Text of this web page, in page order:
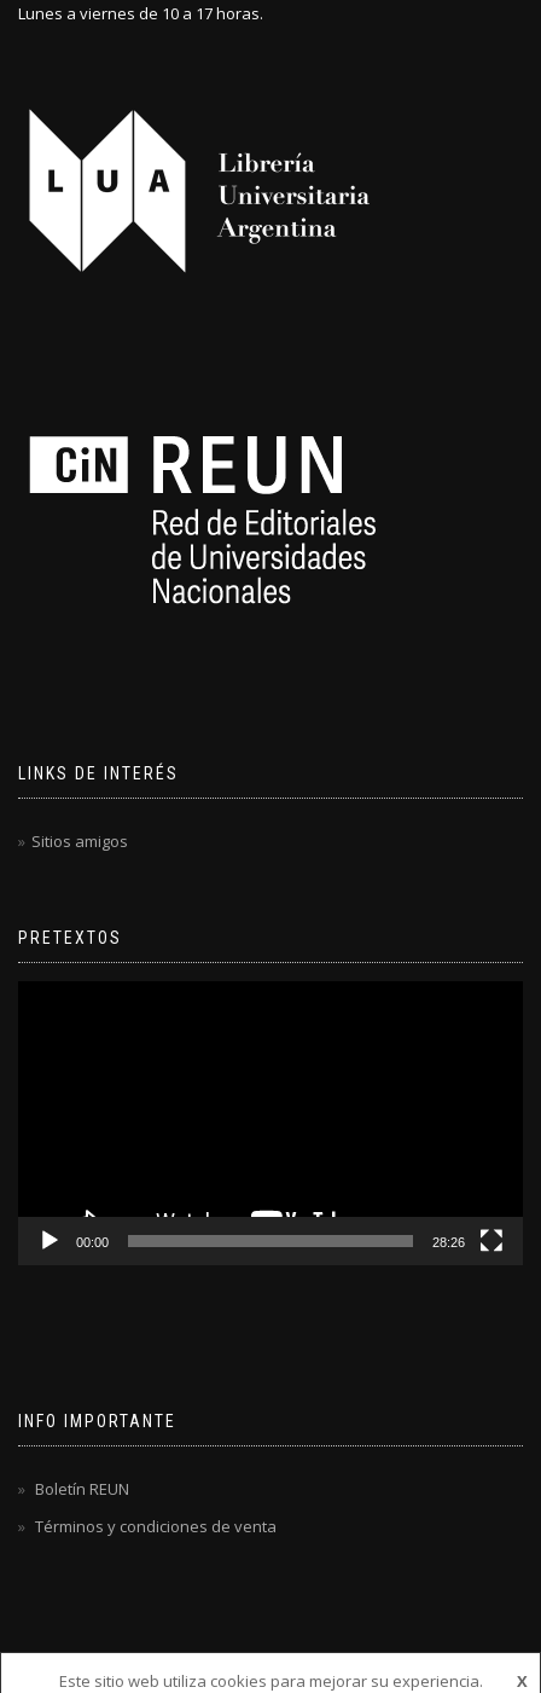
Lunes a viernes de 10 a 17 horas.
LINKS DE INTERÉS
Sitios amigos
PRETEXTOS
00:00 28:26
INFO IMPORTANTE
Boletín REUN
Términos y condiciones de venta
Este sitio web utiliza cookies para mejorar su experiencia. X